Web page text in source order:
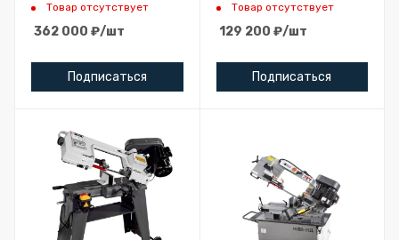
Товар отсутствует
362 000 ₽/шт
Подписаться
Товар отсутствует
129 200 ₽/шт
Подписаться